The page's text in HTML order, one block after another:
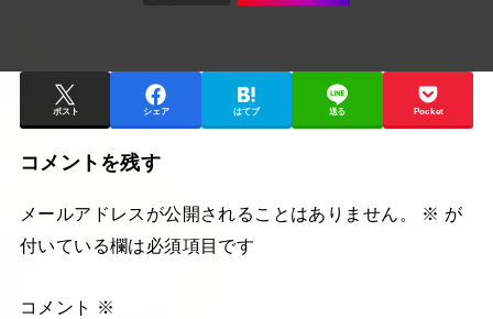
ポスト シェア はてブ 送る Pocket
コメントを残す
メールアドレスが公開されることはありません。 ※ が
付いている欄は必須項目です
コメント ※